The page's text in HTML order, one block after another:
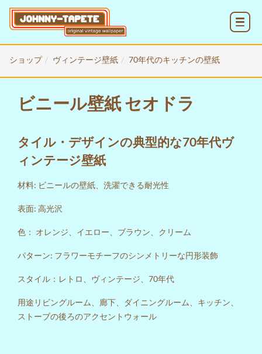
ショップ ヴィンテージ壁紙 70年代のキッチンの壁紙
ビニール壁紙 セオドラ
タイル・デザインの典型的な70年代ヴ
ィンテージ壁紙
材料: ビニールの壁紙、洗濯できる耐光性
表面: 高光沢
色： オレンジ、イエロー、ブラウン、クリーム
パターン: フラワーモチーフのシンメトリーな円形装飾
スタイル：レトロ、ヴィンテージ、70年代
用途リビングルーム、廊下、ダイニングルーム、キッチン、
ストーブの後ろのアクセントウォール